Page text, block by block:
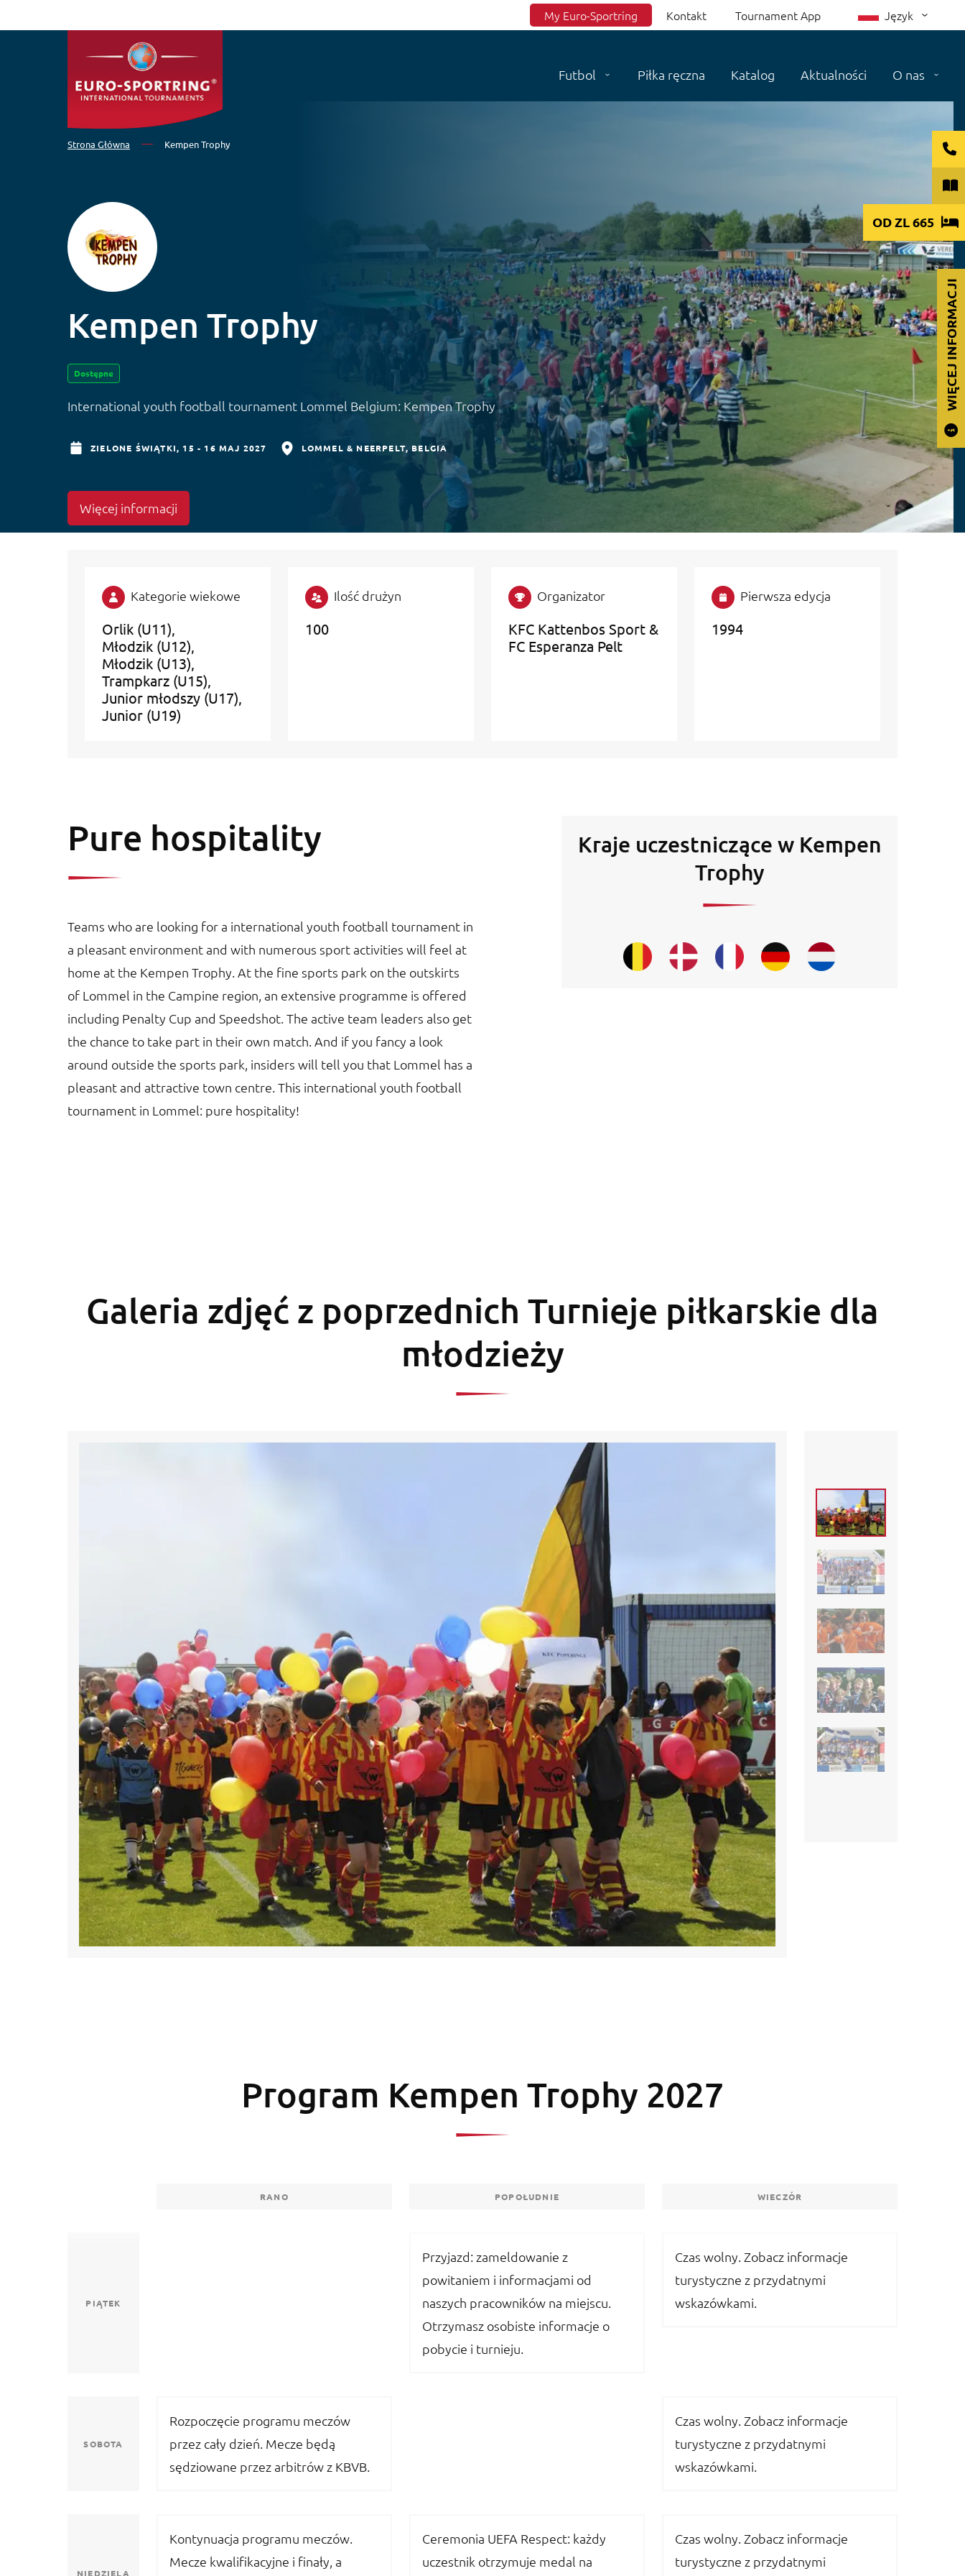
Top menu
My Euro-Sportring Kontakt Tournament App Język
Futbol Piłka ręczna Katalog Aktualności O nas
Strona Główna Kempen Trophy
Kempen Trophy
Dostępne
International youth football tournament Lommel Belgium: Kempen Trophy
ZIELONE ŚWIĄTKI, 15 - 16 MAJ 2027 LOMMEL & NEERPELT BELGIA
Więcej informacji
Kategorie wiekowe
Orlik (U11)
Młodzik (U12)
Młodzik (U13)
Trampkarz (U15)
Junior młodszy (U17)
Junior (U19)
Ilość drużyn
100
Organizator
KFC Kattenbos Sport &
FC Esperanza Pelt
Pierwsza edycja
1994
Pure hospitality
Teams who are looking for a international youth football tournament in
a pleasant environment and with numerous sport activities will feel at
home at the Kempen Trophy. At the fine sports park on the outskirts
of Lommel in the Campine region, an extensive programme is offered
including Penalty Cup and Speedshot. The active team leaders also get
the chance to take part in their own match. And if you fancy a look
around outside the sports park, insiders will tell you that Lommel has a
pleasant and attractive town centre. This international youth football
tournament in Lommel: pure hospitality!
Kraje uczestniczące w Kempen
Trophy
Galeria zdjęć z poprzednich Turnieje piłkarskie dla
młodzieży
Program Kempen Trophy 2027
RANO POPOŁUDNIE WIECZÓR
PIĄTEK
Przyjazd: zameldowanie z
powitaniem i informacjami od
naszych pracowników na miejscu.
Otrzymasz osobiste informacje o
pobycie i turnieju.
Czas wolny. Zobacz informacje
turystyczne z przydatnymi
wskazówkami.
SOBOTA
Rozpoczęcie programu meczów
przez cały dzień. Mecze będą
sędziowane przez arbitrów z KBVB.
Czas wolny. Zobacz informacje
turystyczne z przydatnymi
wskazówkami.
NIEDZIELA
Kontynuacja programu meczów.
Mecze kwalifikacyjne i finały, a
Ceremonia UEFA Respect: każdy
uczestnik otrzymuje medal na
Czas wolny. Zobacz informacje
turystyczne z przydatnymi
ODZL 665
WIĘCEJ INFORMACJI